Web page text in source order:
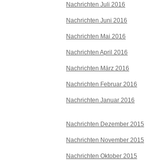
Nachrichten Juli 2016
Nachrichten Juni 2016
Nachrichten Mai 2016
Nachrichten April 2016
Nachrichten März 2016
Nachrichten Februar 2016
Nachrichten Januar 2016
Nachrichten Dezember 2015
Nachrichten November 2015
Nachrichten Oktober 2015